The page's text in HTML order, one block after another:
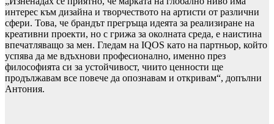
интерес към дизайна и творчеството на артисти от различни
сфери. Това, че брандът прегръща идеята за реализиране на
креативни проекти, но с грижа за околната среда, е наистина
впечатляващо за мен. Гледам на IQOS като на партньор, който
успява да ме вдъхнови професионално, именно през
философията си за устойчивост, чиито ценности ще
продължавам все повече да опознавам и откривам“, допълни
Антония.